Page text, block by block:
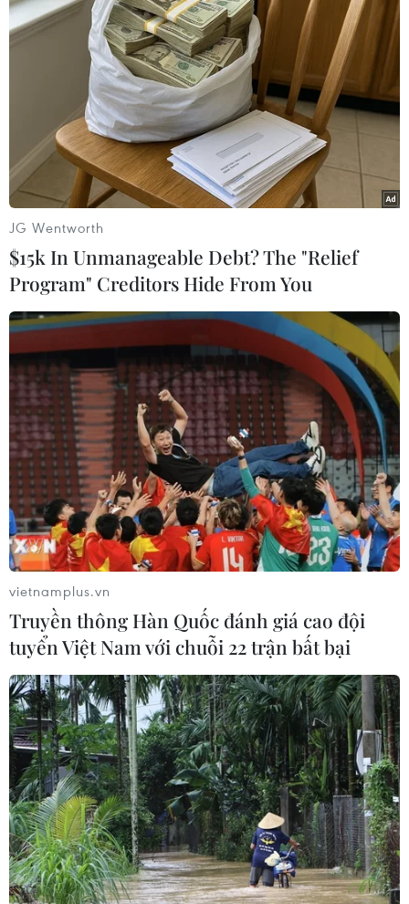
1.100 học bổng du học toàn phần.
Tặng 112 suất học bổng trị giá 33 tỷ đồng
cho sinh viên xuất sắc
14/03/2019 02:47
Đại học RMIT Việt Nam vừa cho biết sẽ trao tặng 112
suất học bổng trị giá 33 tỷ đồng cho sinh viên trong nước
và quốc tế theo chương trình học bổng năm 2019 của
trường.
Bí quyết để xây dựng hồ sơ học du học
đẹp, 'săn' học bổng
JG Wentworth
$15k In Unmanageable Debt? The "Relief
Program" Creditors Hide From You
vietnamplus.vn
Truyền thông Hàn Quốc đánh giá cao đội
tuyển Việt Nam với chuỗi 22 trận bất bại